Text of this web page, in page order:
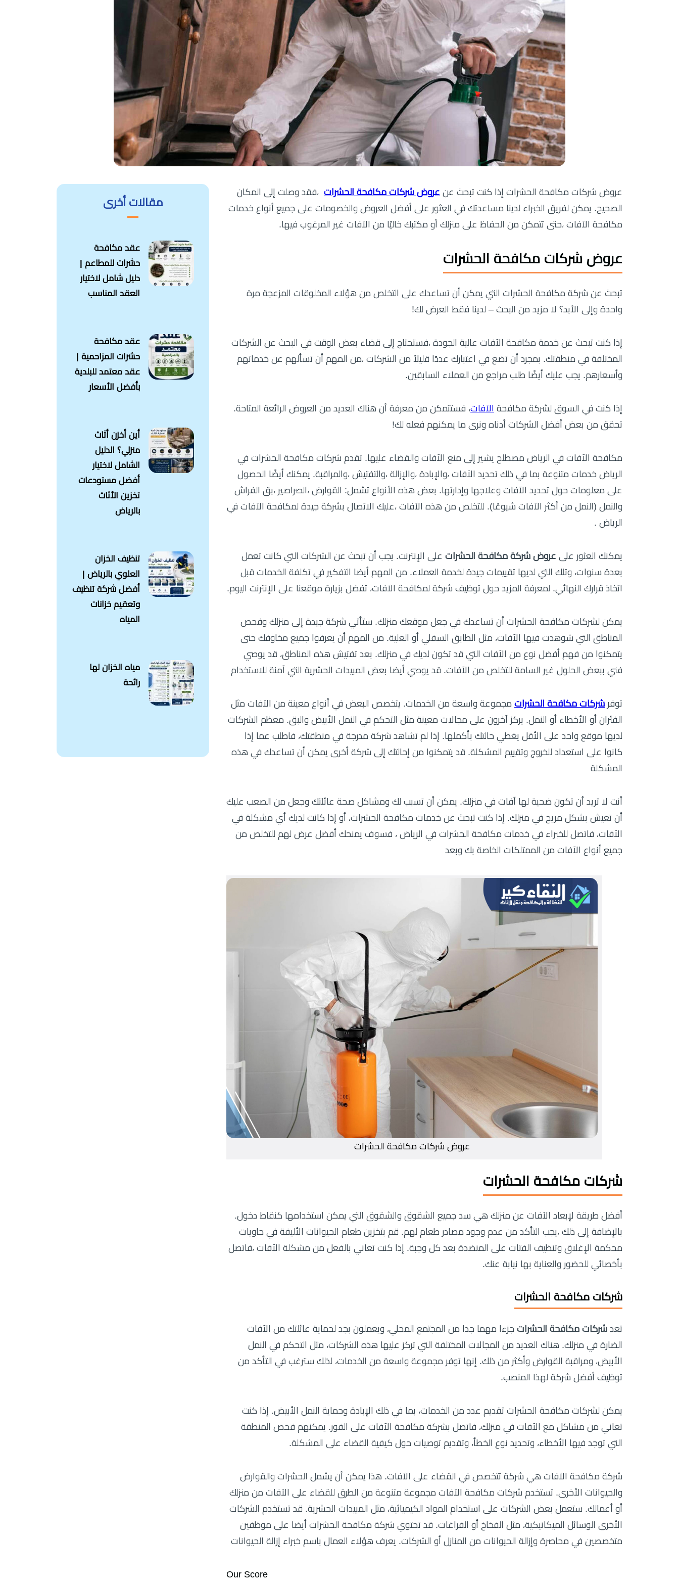
عروض شركات مكافحة الحشرات إذا كنت تبحث عن عروض شركات مكافحة الحشرات ،فقد وصلت إلى المكان
الصحيح. يمكن لفريق الخبراء لدينا مساعدتك في العثور على أفضل العروض والخصومات على جميع أنواع خدمات
مكافحة الآفات ،حتى تتمكن من الحفاظ على منزلك أو مكتبك خاليًا من الآفات غير المرغوب فيها.
عروض شركات مكافحة الحشرات
تبحث عن شركة مكافحة الحشرات التي يمكن أن تساعدك على التخلص من هؤلاء المخلوقات المزعجة مرة
واحدة وإلى الأبد؟ لا مزيد من البحث – لدينا فقط العرض لك!
إذا كنت تبحث عن خدمة مكافحة الآفات عالية الجودة ،فستحتاج إلى قضاء بعض الوقت في البحث عن الشركات
المختلفة في منطقتك. بمجرد أن تضع في اعتبارك عددًا قليلاً من الشركات ،من المهم أن تسألهم عن خدماتهم
وأسعارهم. يجب عليك أيضًا طلب مراجع من العملاء السابقين.
إذا كنت في السوق لشركة مكافحة الآفات، فستتمكن من معرفة أن هناك العديد من العروض الرائعة المتاحة.
تحقق من بعض أفضل الشركات أدناه ونرى ما يمكنهم فعله لك!
مكافحة الآفات في الرياض مصطلح يشير إلى منع الآفات والقضاء عليها. تقدم شركات مكافحة الحشرات في
الرياض خدمات متنوعة بما في ذلك تحديد الآفات ،والإبادة ،والإزالة ،والتفتيش ،والمراقبة. يمكنك أيضًا الحصول
على معلومات حول تحديد الآفات وعلاجها وإدارتها. بعض هذه الأنواع تشمل: القوارض ،الصراصير ،بق الفراش
والنمل (النمل من أكثر الآفات شيوعًا). للتخلص من هذه الآفات ،عليك الاتصال بشركة جيدة لمكافحة الآفات في
الرياض .
يمكنك العثور على عروض شركة مكافحة الحشرات على الإنترنت. يجب أن تبحث عن الشركات التي كانت تعمل
بعدة سنوات، وتلك التي لديها تقييمات جيدة لخدمة العملاء. من المهم أيضا التفكير في تكلفة الخدمات قبل
اتخاذ قرارك النهائي. لمعرفة المزيد حول توظيف شركة لمكافحة الآفات، تفضل بزيارة موقعنا على الإنترنت اليوم.
يمكن لشركات مكافحة الحشرات أن تساعدك في جعل موقعك منزلك. ستأتي شركة جيدة إلى منزلك وفحص
المناطق التي شوهدت فيها الآفات، مثل الطابق السفلي أو العلية. من المهم أن يعرفوا جميع مخاوفك حتى
يتمكنوا من فهم أفضل نوع من الآفات التي قد تكون لديك في منزلك. بعد تفتيش هذه المناطق، قد يوصي
فني ببعض الحلول غير السامة للتخلص من الآفات. قد يوصي أيضا بعض المبيدات الحشرية التي آمنة للاستخدام
توفر شركات مكافحة الحشرات مجموعة واسعة من الخدمات. يتخصص البعض في أنواع معينة من الآفات مثل
الفئران أو الأخطاء أو النمل. يركز آخرون على مجالات معينة مثل التحكم في النمل الأبيض والبق. معظم الشركات
لديها موقع واحد على الأقل يغطي حالتك بأكملها. إذا لم تشاهد شركة مدرجة في منطقتك، فاطلب عما إذا
كانوا على استعداد للخروج وتقييم المشكلة. قد يتمكنوا من إحالتك إلى شركة أخرى يمكن أن تساعدك في هذه
المشكلة
أنت لا تريد أن تكون ضحية لها آفات في منزلك. يمكن أن تسبب لك ومشاكل صحة عائلتك وجعل من الصعب عليك
أن تعيش بشكل مريح في منزلك. إذا كنت تبحث عن خدمات مكافحة الحشرات، أو إذا كانت لديك أي مشكلة في
الآفات، فاتصل للخبراء في خدمات مكافحة الحشرات في الرياض ، فسوف يمنحك أفضل عرض لهم للتخلص من
جميع أنواع الآفات من الممتلكات الخاصة بك وبعد
عروض شركات مكافحة الحشرات
شركات مكافحة الحشرات
أفضل طريقة لإبعاد الآفات عن منزلك هي سد جميع الشقوق والشقوق التي يمكن استخدامها كنقاط دخول.
بالإضافة إلى ذلك ،يجب التأكد من عدم وجود مصادر طعام لهم. قم بتخزين طعام الحيوانات الأليفة في حاويات
محكمة الإغلاق وتنظيف الفتات على المنضدة بعد كل وجبة. إذا كنت تعاني بالفعل من مشكلة الآفات ،فاتصل
بأخصائي للحضور والعناية بها نيابة عنك.
شركات مكافحة الحشرات
تعد شركات مكافحة الحشرات جزءا مهما جدا من المجتمع المحلي، ويعملون بجد لحماية عائلتك من الآفات
الضارة في منزلك. هناك العديد من المجالات المختلفة التي تركز عليها هذه الشركات، مثل التحكم في النمل
الأبيض، ومراقبة القوارض وأكثر من ذلك. إنها توفر مجموعة واسعة من الخدمات، لذلك سترغب في التأكد من
توظيف أفضل شركة لهذا المنصب.
يمكن لشركات مكافحة الحشرات تقديم عدد من الخدمات، بما في ذلك الإبادة وحماية النمل الأبيض. إذا كنت
تعاني من مشاكل مع الآفات في منزلك، فاتصل بشركة مكافحة الآفات على الفور. يمكنهم فحص المنطقة
التي توجد فيها الأخطاء، وتحديد نوع الخطأ، وتقديم توصيات حول كيفية القضاء على المشكلة.
شركة مكافحة الآفات هي شركة تتخصص في القضاء على الآفات. هذا يمكن أن يشمل الحشرات والقوارض
والحيوانات الأخرى. تستخدم شركات مكافحة الآفات مجموعة متنوعة من الطرق للقضاء على الآفات من منزلك
أو أعمالك. ستعمل بعض الشركات على استخدام المواد الكيميائية، مثل المبيدات الحشرية. قد تستخدم الشركات
الأخرى الوسائل الميكانيكية، مثل الفخاخ أو الفراغات. قد تحتوي شركة مكافحة الحشرات أيضا على موظفين
متخصصين في محاصرة وإزالة الحيوانات من المنازل أو الشركات. يعرف هؤلاء العمال باسم خبراء إزالة الحيوانات
Our Score
مقالات أخرى
عقد مكافحة
حشرات للمطاعم |
دليل شامل لاختيار
العقد المناسب
عقد مكافحة
حشرات المزاحمية |
عقد معتمد للبلدية
بأفضل الأسعار
أين أخزن أثاث
منزلي؟ الدليل
الشامل لاختيار
أفضل مستودعات
تخزين الأثاث
بالرياض
تنظيف الخزان
العلوي بالرياض |
أفضل شركة تنظيف
وتعقيم خزانات
المياه
مياه الخزان لها
رائحة